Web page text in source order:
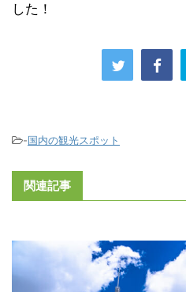
した！
-国内の観光スポット
関連記事